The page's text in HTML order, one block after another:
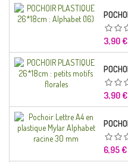
Prix
3,90 €
Prix
3,90 €
Prix
6,95 €